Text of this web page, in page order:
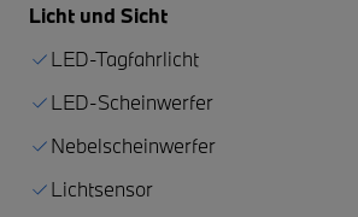
Licht und Sicht
LED-Tagfahrlicht
LED-Scheinwerfer
Nebelscheinwerfer
Lichtsensor